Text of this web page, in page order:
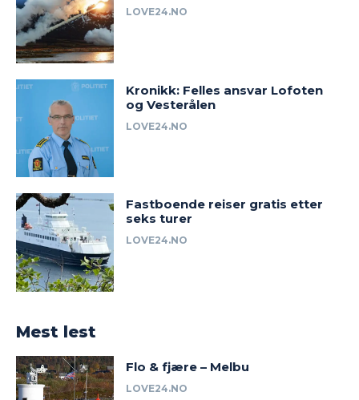
LOVE24.NO
Kronikk: Felles ansvar Lofoten
og Vesterålen
LOVE24.NO
Fastboende reiser gratis etter
seks turer
LOVE24.NO
Mest lest
Flo & fjære – Melbu
LOVE24.NO